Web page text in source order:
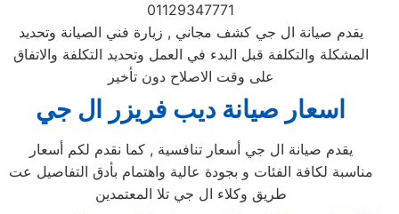
01129347771
يقدم صيانة ال جي كشف مجاني , زيارة فني الصيانة وتحديد
المشكلة والتكلفة قبل البدء في العمل وتحديد التكلفة والاتفاق
على وقت الاصلاح دون تأخير
اسعار صيانة ديب فريزر ال جي
يقدم صيانة ال جي أسعار تنافسية , كما نقدم لكم أسعار
مناسبة لكافة الفئات و بجودة عالية واهتمام بأدق التفاصيل عت
طريق وكلاء ال جي تلا المعتمدين